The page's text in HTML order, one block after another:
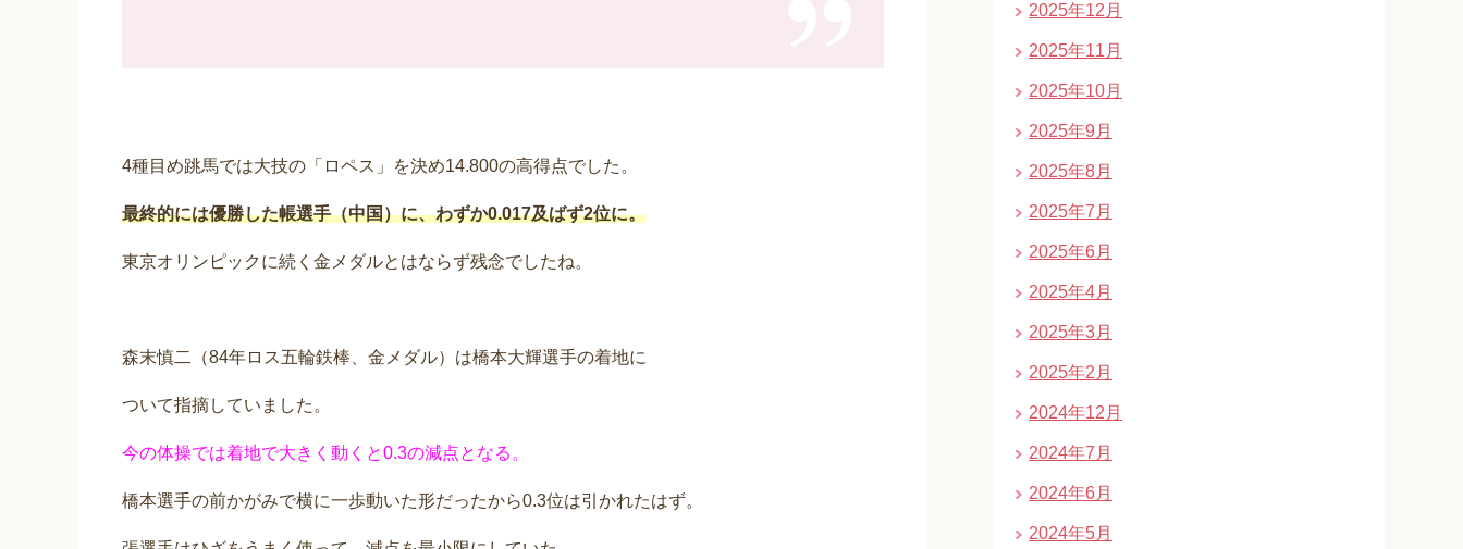
4種目め跳馬では大技の「ロペス」を決め14.800の高得点でした。
最終的には優勝した帳選手（中国）に、わずか0.017及ばず2位に。
東京オリンピックに続く金メダルとはならず残念でしたね。
森末慎二（84年ロス五輪鉄棒、金メダル）は橋本大輝選手の着地に
ついて指摘していました。
今の体操では着地で大きく動くと0.3の減点となる。
橋本選手の前かがみで横に一歩動いた形だったから0.3位は引かれたはず。
2025年12月
2025年11月
2025年10月
2025年9月
2025年8月
2025年7月
2025年6月
2025年4月
2025年3月
2025年2月
2024年12月
2024年7月
2024年6月
2024年5月